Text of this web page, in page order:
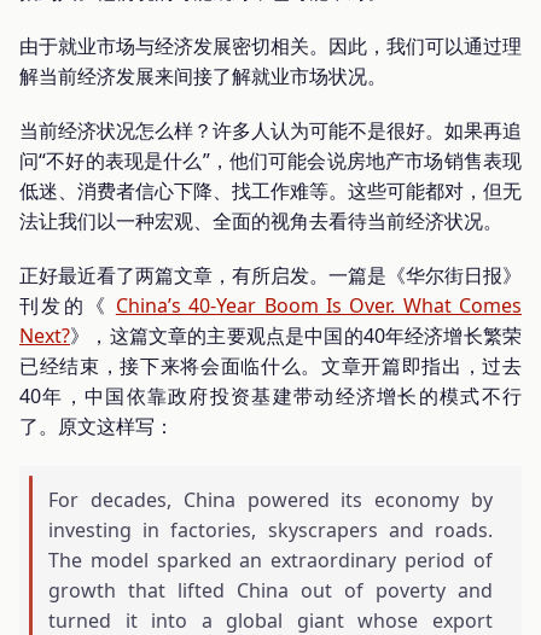
由于就业市场与经济发展密切相关。因此，我们可以通过理
解当前经济发展来间接了解就业市场状况。
当前经济状况怎么样？许多人认为可能不是很好。如果再追
问“不好的表现是什么”，他们可能会说房地产市场销售表现
低迷、消费者信心下降、找工作难等。这些可能都对，但无
法让我们以一种宏观、全面的视角去看待当前经济状况。
正好最近看了两篇文章，有所启发。一篇是《华尔街日报》
刊发的《 China’s 40-Year Boom Is Over. What Comes
Next?》，这篇文章的主要观点是中国的40年经济增长繁荣
已经结束，接下来将会面临什么。文章开篇即指出，过去
40年，中国依靠政府投资基建带动经济增长的模式不行
了。原文这样写：
For decades, China powered its economy by
investing in factories, skyscrapers and roads.
The model sparked an extraordinary period of
growth that lifted China out of poverty and
turned it into a global giant whose export